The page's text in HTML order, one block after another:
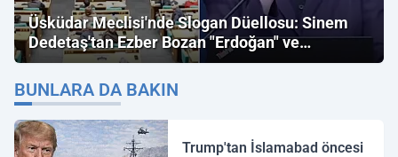
Üsküdar Meclisi'nde Slogan Düellosu: Sinem
Dedetaş'tan Ezber Bozan "Erdoğan" ve
"İmamoğlu" Çıkışı!
BUNLARA DA BAKIN
Trump'tan İslamabad öncesi